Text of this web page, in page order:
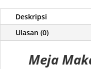
Deskripsi
Ulasan (0)
Meja